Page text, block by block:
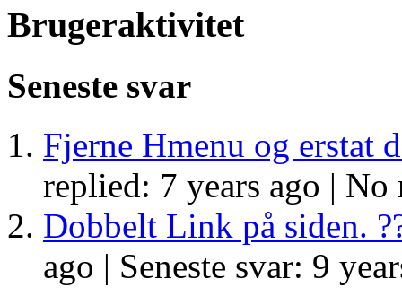
Brugeraktivitet
Seneste svar
Fjerne Hmenu og erstat
replied: 7 years ago | No
Dobbelt Link på siden.
ago | Seneste svar: 9